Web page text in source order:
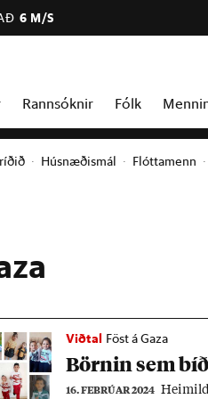
6 M/S
Rannsóknir Fólk
Húsnæðismál Flóttamenn
Viðtal Föst á Gaza
Börn­in sem
16. FEBRÚAR 2024